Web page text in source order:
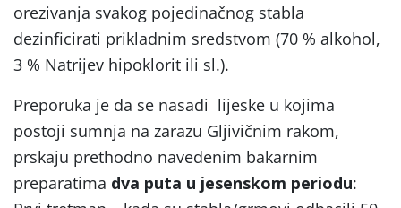
orezivanja svakog pojedinačnog stabla
dezinficirati prikladnim sredstvom (70 % alkohol,
3 % Natrijev hipoklorit ili sl.).
Preporuka je da se nasadi lijeske u kojima
postoji sumnja na zarazu Gljivičnim rakom,
prskaju prethodno navedenim bakarnim
preparatima dva puta u jesenskom periodu: